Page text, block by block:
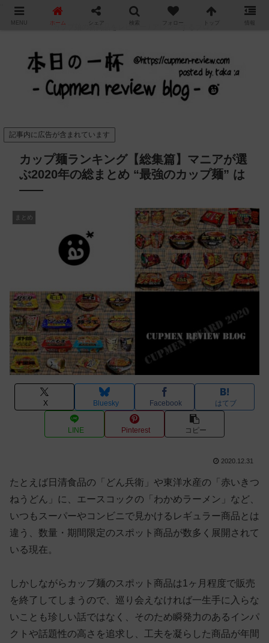
カップ麺の新商品をレビュー / アレンジするブログ
記事内に広告が含まれています
カップ麺ランキング【総集篇】マニアが選
ぶ2020年の総まとめ “最強のカップ麺” は
——
まとめ
X Bluesky Facebook はてブ
LINE Pinterest コピー
2020.12.31
たとえば日清食品の「どん兵衛」や東洋水産の「赤いきつ
ねうどん」に、エースコックの「わかめラーメン」など、
いつもスーパーやコンビニで見かけるレギュラー商品とは
違う、数量・期間限定のスポット商品が数多く展開されて
いる現在。
しかしながらカップ麺のスポット商品は1ヶ月程度で販売
を終了してしまうので、巡り会えなければ一生手に入らな
いことも珍しい話ではなく、そのため瞬発力のあるインパ
クトや話題性の高さを追求し、工夫を凝らした商品が年間
MENU ホーム シェア 検索 フォロー トップ 情報